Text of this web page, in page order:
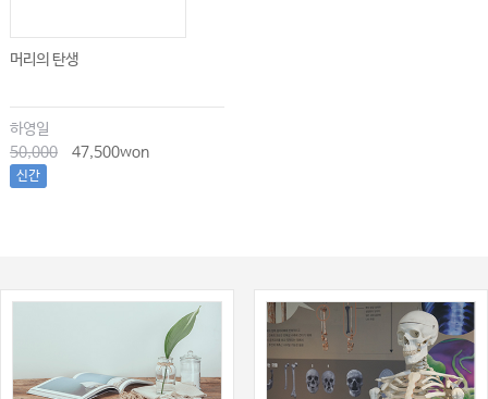
머리의 탄생
하영일
50,000
47,500won
신간